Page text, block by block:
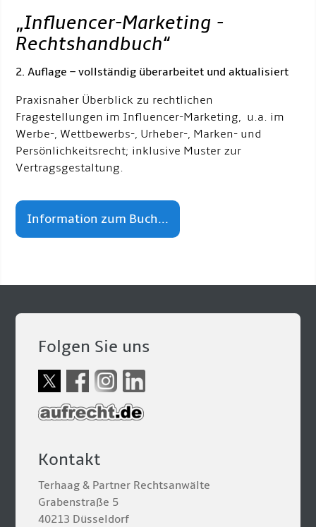
„Influencer-Marketing -
Rechtshandbuch“
2. Auflage – vollständig überarbeitet und aktualisiert
Praxisnaher Überblick zu rechtlichen
Fragestellungen im Influencer-Marketing, u.a. im
Werbe-, Wettbewerbs-, Urheber-, Marken- und
Persönlichkeitsrecht; inklusive Muster zur
Vertragsgestaltung.
Information zum Buch...
Folgen Sie uns
Kontakt
Terhaag & Partner Rechtsanwälte
Grabenstraße 5
40213 Düsseldorf